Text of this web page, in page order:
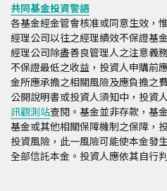
共同基金投資警語
各基金經金管會核准或同意生效，
經理公司以往之經理績效不保證基
經理公司除盡善良管理人之注意義
不保證最低之收益，投資人申購前
金所應承擔之相關風險及應負擔之
公開說明書或投資人須知中，投資
訊觀測站查閱。基金並非存款，基
基金或其他相關保障機制之保障，
投資風險，此一風險可能使本金發
全部信託本金。投資人應依其自行